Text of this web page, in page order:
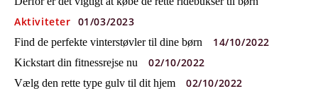
Aktiviteter 01/03/2023
Find de perfekte vinterstøvler til dine børn 14/10/2022
Kickstart din fitnessrejse nu 02/10/2022
Vælg den rette type gulv til dit hjem 02/10/2022